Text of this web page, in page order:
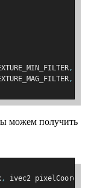
,
,
можем получить
, ivec2 pixelCoord